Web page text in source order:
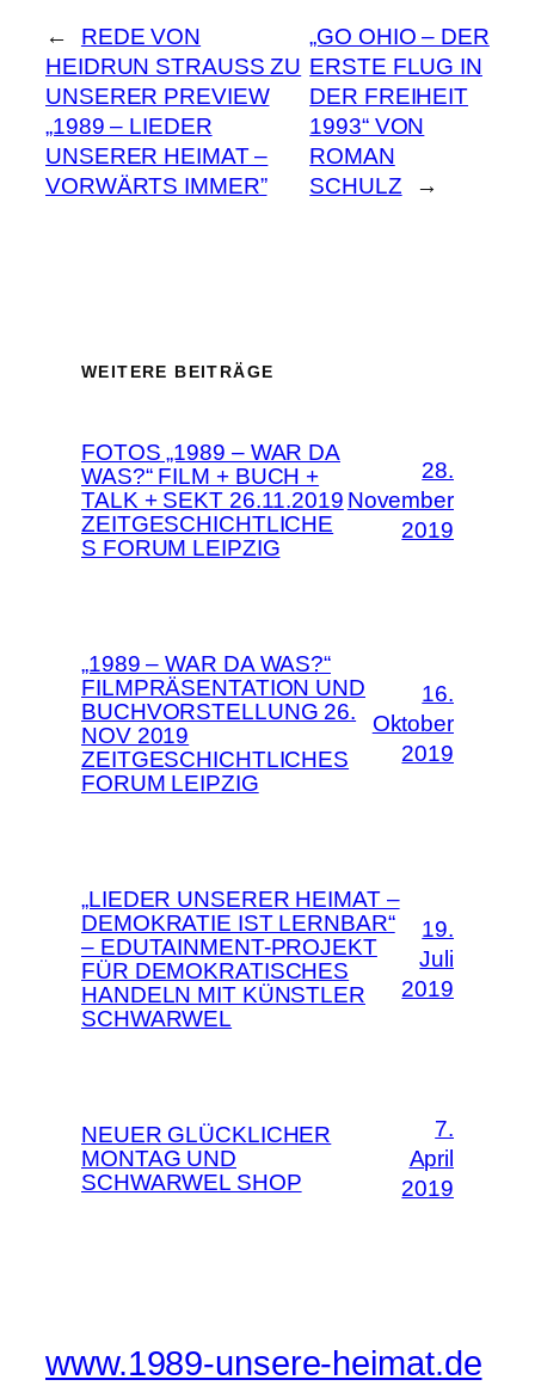
←
REDE VON
HEIDRUN STRAUSS ZU
UNSERER PREVIEW
„1989 – LIEDER
UNSERER HEIMAT –
VORWÄRTS IMMER”
„GO OHIO – DER
ERSTE FLUG IN
DER FREIHEIT
1993“ VON
ROMAN
SCHULZ
→
WEITERE BEITRÄGE
FOTOS „1989 – WAR DA
WAS?“ FILM + BUCH +
TALK + SEKT 26.11.2019
ZEITGESCHICHTLICHE
S FORUM LEIPZIG
28.
November
2019
„1989 – WAR DA WAS?“
FILMPRÄSENTATION UND
BUCHVORSTELLUNG 26.
NOV 2019
ZEITGESCHICHTLICHES
FORUM LEIPZIG
16.
Oktober
2019
„LIEDER UNSERER HEIMAT –
DEMOKRATIE IST LERNBAR“
– EDUTAINMENT-PROJEKT
FÜR DEMOKRATISCHES
HANDELN MIT KÜNSTLER
SCHWARWEL
19.
Juli
2019
NEUER GLÜCKLICHER
MONTAG UND
SCHWARWEL SHOP
7.
April
2019
www.1989-unsere-heimat.de